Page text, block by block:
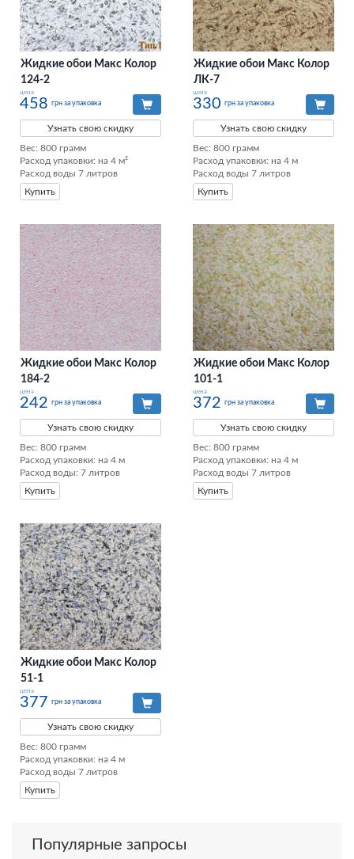
Жидкие обои Макс Колор
124-2
цена
458 грн за упаковка
Узнать свою скидку
Вес: 800 грамм
Расход упаковки: на 4 м²
Расход воды 7 литров
Купить
Жидкие обои Макс Колор
ЛК-7
цена
330 грн за упаковка
Узнать свою скидку
Вес: 800 грамм
Расход упаковки: на 4 м
Расход воды 7 литров
Купить
Жидкие обои Макс Колор
184-2
цена
242 грн за упаковка
Узнать свою скидку
Вес: 800 грамм
Расход упаковки: на 4 м
Расход воды: 7 литров
Купить
Жидкие обои Макс Колор
101-1
цена
372 грн за упаковка
Узнать свою скидку
Вес: 800 грамм
Расход упаковки: на 4 м
Расход воды 7 литров
Купить
Жидкие обои Макс Колор
51-1
цена
377 грн за упаковка
Узнать свою скидку
Вес: 800 грамм
Расход упаковки: на 4 м
Расход воды 7 литров
Купить
Популярные запросы